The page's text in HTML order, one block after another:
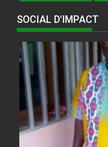
SOCIAL D'IMPACT